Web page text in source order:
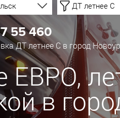
ДТ летнее C
55 460
ДТ летнее C в город
ЕВРО,
в